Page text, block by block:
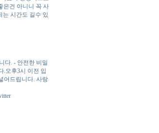
은건 아니니 꼭 사
는 시간도 길수 있
다. - 안전한 비밀
.오후3시 이전 입
어드립니다. 사랑